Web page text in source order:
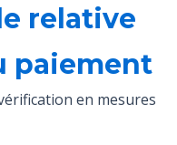
relative
paiement
en mesures